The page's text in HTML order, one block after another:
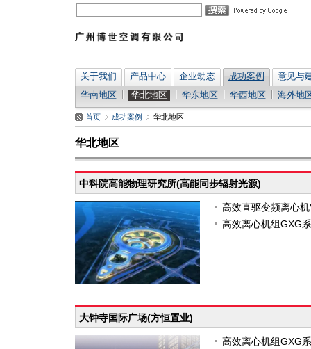
关于我们 产品中心 企业动态 成功案例
意见与
华南地区
华北地区 华东地区 华西地区 海外地
首页 成功案例 华北地区
华北地区
中科院高能物理研究所(高能同步辐射光源)
高效直驱变频离心
高效离心机组GXG
大钟寺国际广场(方恒置业)
高效离心机组GXG